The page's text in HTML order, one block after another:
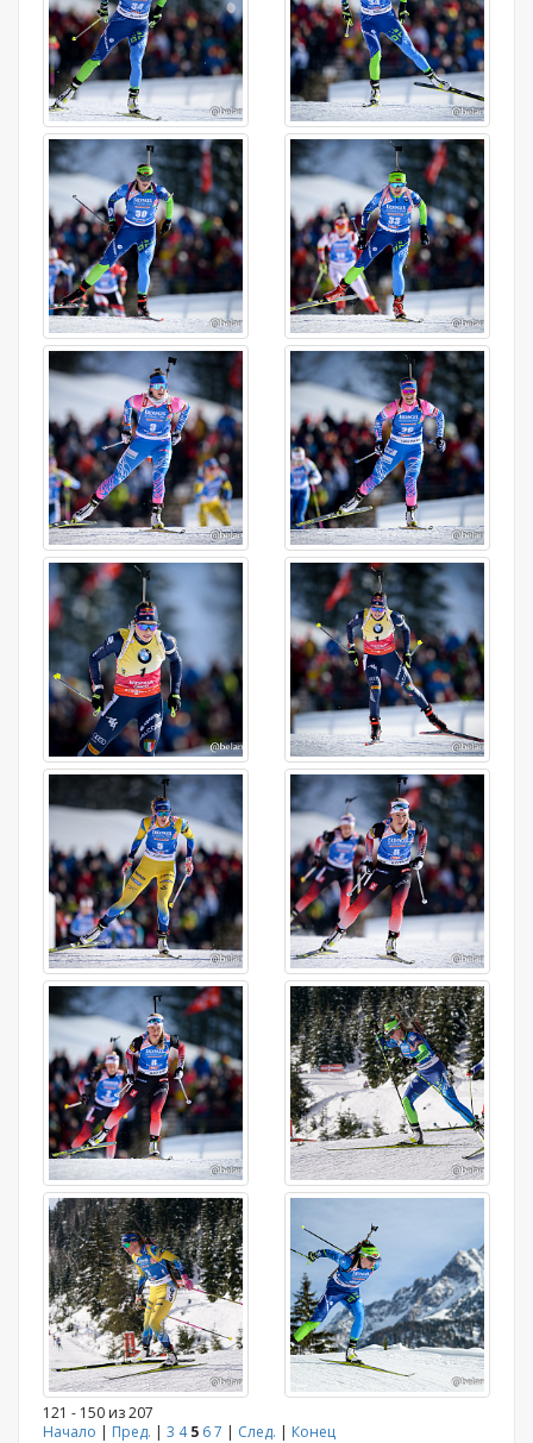
121 - 150 из 207
Начало | Пред. | 3 4 5 67 | След. | Конец